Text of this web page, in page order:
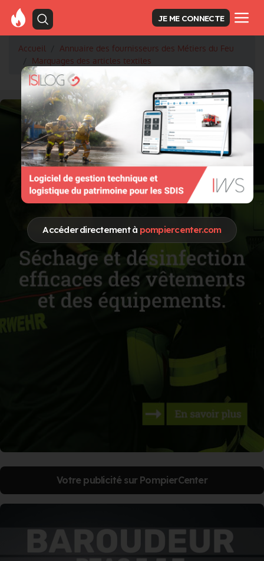
Accéder directement à pompiercenter.com
JE ME CONNECTE
Accueil
Annuaire des fournisseurs des Métiers du Feu
Marquages des articles textiles
Votre publicité sur PompierCenter